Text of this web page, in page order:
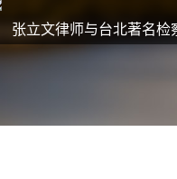
张立文律师与台北著名检